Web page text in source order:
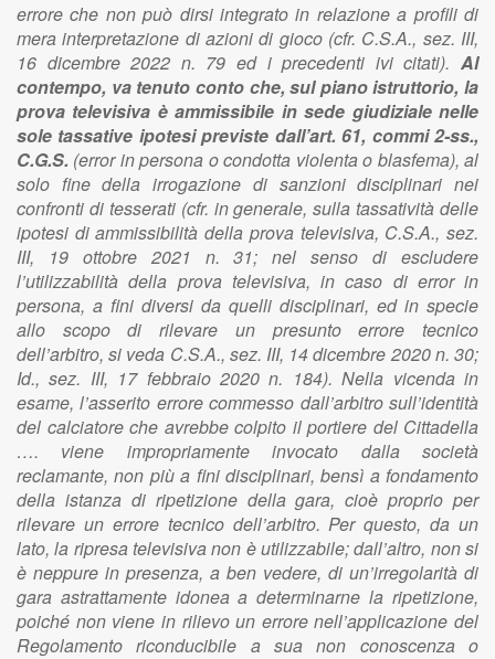
errore che non può dirsi integrato in relazione a profili di
mera interpretazione di azioni di gioco (cfr. C.S.A., sez. III,
16 dicembre 2022 n. 79 ed i precedenti ivi citati). Al
contempo, va tenuto conto che, sul piano istruttorio, la
prova televisiva è ammissibile in sede giudiziale nelle
sole tassative ipotesi previste dall’art. 61, commi 2-ss.,
C.G.S. (error in persona o condotta violenta o blasfema), al
solo fine della irrogazione di sanzioni disciplinari nei
confronti di tesserati (cfr. in generale, sulla tassatività delle
ipotesi di ammissibilità della prova televisiva, C.S.A., sez.
III, 19 ottobre 2021 n. 31; nel senso di escludere
l’utilizzabilità della prova televisiva, in caso di error in
persona, a fini diversi da quelli disciplinari, ed in specie
allo scopo di rilevare un presunto errore tecnico
dell’arbitro, si veda C.S.A., sez. III, 14 dicembre 2020 n. 30;
Id., sez. III, 17 febbraio 2020 n. 184). Nella vicenda in
esame, l’asserito errore commesso dall’arbitro sull’identità
del calciatore che avrebbe colpito il portiere del Cittadella
…. viene impropriamente invocato dalla società
reclamante, non più a fini disciplinari, bensì a fondamento
della istanza di ripetizione della gara, cioè proprio per
rilevare un errore tecnico dell’arbitro. Per questo, da un
lato, la ripresa televisiva non è utilizzabile; dall’altro, non si
è neppure in presenza, a ben vedere, di un’irregolarità di
gara astrattamente idonea a determinarne la ripetizione,
poiché non viene in rilievo un errore nell’applicazione del
Regolamento riconducibile a sua non conoscenza o